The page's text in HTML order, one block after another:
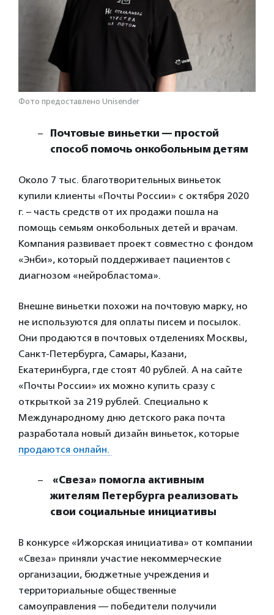
Фото предоставлено Unisender
Почтовые виньетки — простой
способ помочь онкобольным детям
Около 7 тыс. благотворительных виньеток
купили клиенты «Почты России» с октября 2020
г. – часть средств от их продажи пошла на
помощь семьям онкобольных детей и врачам.
Компания развивает проект совместно с фондом
«Энби», который поддерживает пациентов с
диагнозом «нейробластома».
Внешне виньетки похожи на почтовую марку, но
не используются для оплаты писем и посылок.
Они продаются в почтовых отделениях Москвы,
Санкт-Петербурга, Самары, Казани,
Екатеринбурга, где стоят 40 рублей. А на сайте
«Почты России» их можно купить сразу с
открыткой за 219 рублей. Специально к
Международному дню детского рака почта
разработала новый дизайн виньеток, которые
продаются онлайн.
«Свеза» помогла активным
жителям Петербурга реализовать
свои социальные инициативы
В конкурсе «Ижорская инициатива» от компании
«Свеза» приняли участие некоммерческие
организации, бюджетные учреждения и
территориальные общественные
самоуправления — победители получили